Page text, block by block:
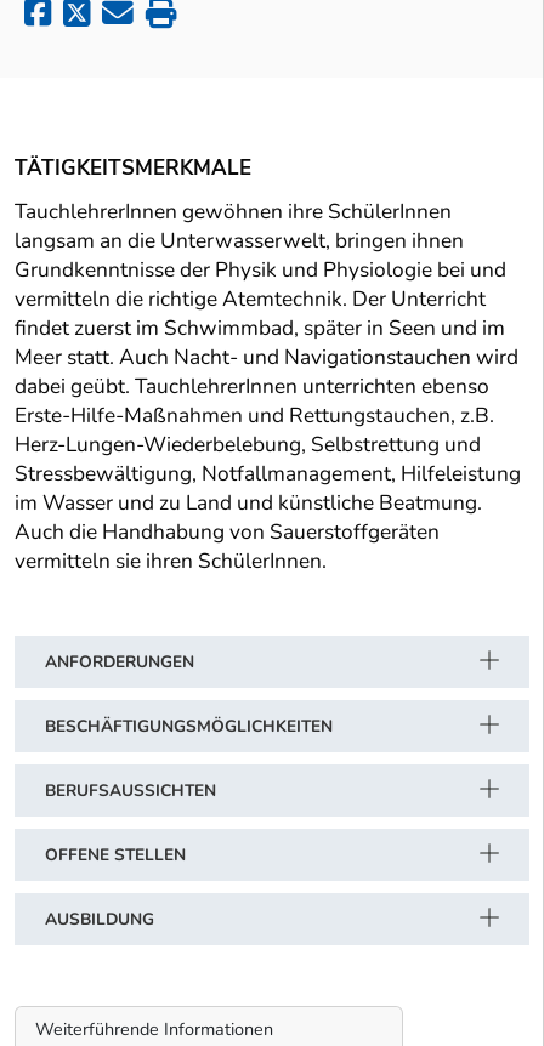
TÄTIGKEITSMERKMALE
TauchlehrerInnen gewöhnen ihre SchülerInnen
langsam an die Unterwasserwelt, bringen ihnen
Grundkenntnisse der Physik und Physiologie bei und
vermitteln die richtige Atemtechnik. Der Unterricht
findet zuerst im Schwimmbad, später in Seen und im
Meer statt. Auch Nacht- und Navigationstauchen wird
dabei geübt. TauchlehrerInnen unterrichten ebenso
Erste-Hilfe-Maßnahmen und Rettungstauchen, z.B.
Herz-Lungen-Wiederbelebung, Selbstrettung und
Stressbewältigung, Notfallmanagement, Hilfeleistung
im Wasser und zu Land und künstliche Beatmung.
Auch die Handhabung von Sauerstoffgeräten
vermitteln sie ihren SchülerInnen.
ANFORDERUNGEN
BESCHÄFTIGUNGSMÖGLICHKEITEN
BERUFSAUSSICHTEN
OFFENE STELLEN
AUSBILDUNG
Weiterführende Informationen